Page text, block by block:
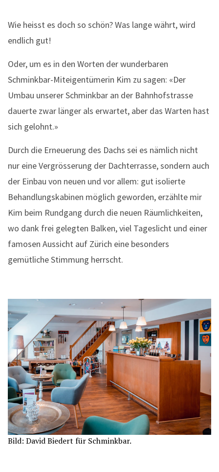
Wie heisst es doch so schön? Was lange währt, wird
endlich gut!
Oder, um es in den Worten der wunderbaren
Schminkbar-Miteigentümerin Kim zu sagen: «Der
Umbau unserer Schminkbar an der Bahnhofstrasse
dauerte zwar länger als erwartet, aber das Warten hast
sich gelohnt.»
Durch die Erneuerung des Dachs sei es nämlich nicht
nur eine Vergrösserung der Dachterrasse, sondern auch
der Einbau von neuen und vor allem: gut isolierte
Behandlungskabinen möglich geworden, erzählte mir
Kim beim Rundgang durch die neuen Räumlichkeiten,
wo dank frei gelegten Balken, viel Tageslicht und einer
famosen Aussicht auf Zürich eine besonders
gemütliche Stimmung herrscht.
Bild: David Biedert für Schminkbar.